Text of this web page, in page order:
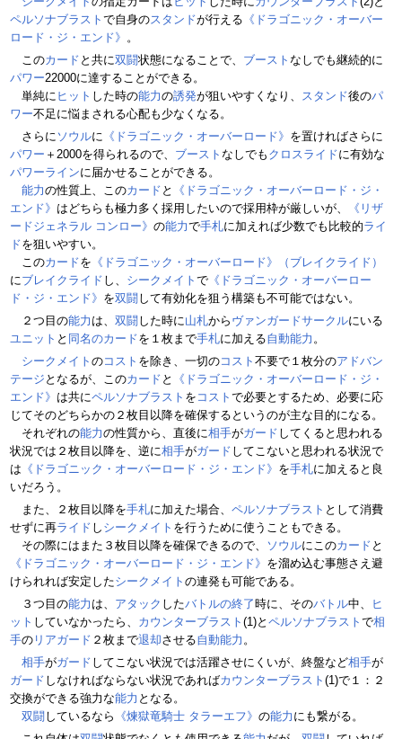
ペルソナブラスト で自身のスタンドが行える 《ドラゴニック・オーバー
ロード・ジ・エンド》 。
このカード と共に双闘状態になることで、 ブースト なしでも継続的に
パワー22000に達することができる。
単純に ヒット した時の能力の誘発が狙いやすくなり、 スタンド後のパ
ワー不足に悩まされる心配も少なくなる。
さらに ソウルに 《ドラゴニック・オーバーロード》 を置ければさらに
パワー ＋2000を得られるので、 ブースト なしでも クロスライドに有効な
パワーラインに届かせることができる。
能力の性質上、このカード と
《ドラゴニック・オーバーロード・ジ・
エンド》 はどちらも極力多く採用したいので採用枠が厳しいが、
《リザ
ードジェネラル コンロー》 の能力で手札に加えれば少数でも比較的ライ
ドを狙いやすい。
このカードを 《ドラゴニック・オーバーロード》（ブレイクライド）
にブレイクライド し、 シークメイト で 《ドラゴニック・オーバーロー
ド・ジ・エンド》 を双闘 して有効化を狙う構築も不可能ではない。
２つ目の能力 は、 双闘 した時に山札から ヴァンガードサークルにいる
ユニット と 同名のカードを１枚まで手札に加える自動能力 。
シークメイト のコスト を除き、一切のコスト 不要で１枚分のアドバン
テージ となるが、このカード と
《ドラゴニック・オーバーロード・ジ・
エンド》 は共にペルソナブラスト を コスト で必要とするため、必要に応
じてそのどちらかの２枚目以降を確保するというのが主な目的になる。
それぞれの能力の性質から、直後に相手がガード してくると思われる
状況では２枚目以降を、逆に相手がガード してこないと思われる状況で
は 《ドラゴニック・オーバーロード・ジ・エンド》 を手札に加えると良
いだろう。
また、２枚目以降を手札に加えた場合、 ペルソナブラスト として消費
せずに再ライド し シークメイト を行うために使うこともできる。
その際にはまた３枚目以降を確保できるので、
ソウルにこのカード と
《ドラゴニック・オーバーロード・ジ・エンド》 を溜め込む事態さえ避
けられれば安定したシークメイト の連発も可能である。
３つ目の能力 は、 アタック したバトルの終了時に、そのバトル中、
ヒ
ット していなかったら、 カウンターブラスト (1)と ペルソナブラスト で相
手の リアガード ２枚まで退却させる自動能力 。
相手がガード してこない状況では活躍させにくいが、終盤など相手が
ガード しなければならない状況であればカウンターブラスト (1)で１：２
交換ができる強力な能力 となる。
双闘 しているなら 《煉獄竜騎士 タラーエフ》 の能力 にも繋がる。